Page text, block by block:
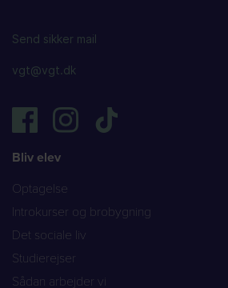
Send sikker mail
vgt@vgt.dk
Bliv elev
Optagelse
Introkurser og brobygning
Det sociale liv
Studierejser
Sådan arbejder vi